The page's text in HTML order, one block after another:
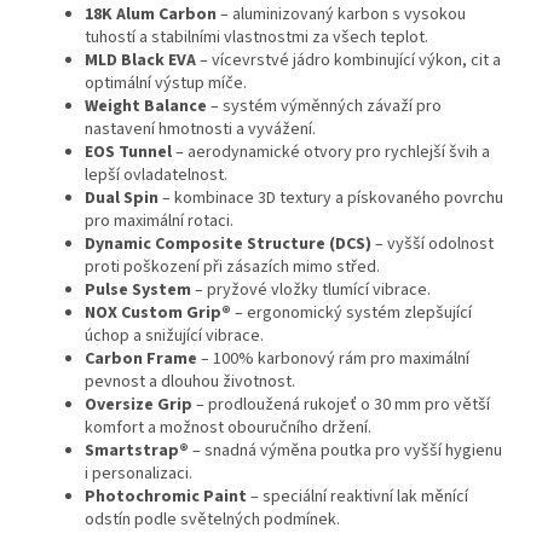
18K Alum Carbon – aluminizovaný karbon s vysokou
tuhostí a stabilními vlastnostmi za všech teplot.
MLD Black EVA– vícevrstvé jádro kombinující výkon, cit a
optimální výstup míče.
Weight Balance – systém výměnných závaží pro
nastavení hmotnosti a vyvážení.
EOS Tunnel– aerodynamické otvory pro rychlejší švih a
lepší ovladatelnost.
Dual Spin – kombinace 3D textury a pískovaného povrchu
pro maximální rotaci.
Dynamic Composite Structure (DCS) – vyšší odolnost
proti poškození při zásazích mimo střed.
Pulse System – pryžové vložky tlumící vibrace.
NOX Custom Grip® – ergonomický systém zlepšující
úchop a snižující vibrace.
Carbon Frame – 100% karbonový rám pro maximální
pevnost a dlouhou životnost.
Oversize Grip – prodloužená rukojeť o 30 mm pro větší
komfort a možnost obouručního držení.
Smartstrap® – snadná výměna poutka pro vyšší hygienu
i personalizaci.
Photochromic Paint – speciální reaktivní lak měnící
odstín podle světelných podmínek.